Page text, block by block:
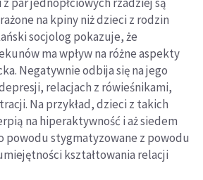
na kpiny niż dzieci z rodzin
socjolog pokazuje, że
ma wpływ na różne aspekty
Negatywnie odbija się na jego
relacjach z rówieśnikami,
Na przykład, dzieci z takich
na hiperaktywność i aż siedem
powodu stygmatyzowane z powodu
kształtowania relacji